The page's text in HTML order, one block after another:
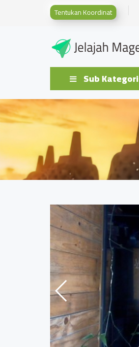
Tentukan Koordinat
Sub Kategori